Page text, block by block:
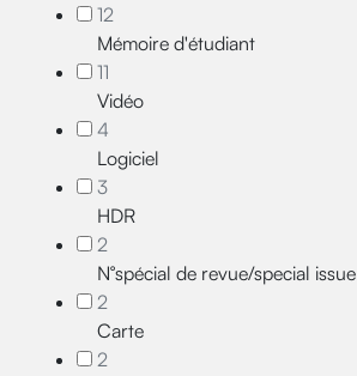
12
Mémoire d'étudiant
11
Vidéo
4
Logiciel
3
HDR
2
N°spécial de revue/special issue
2
Carte
2